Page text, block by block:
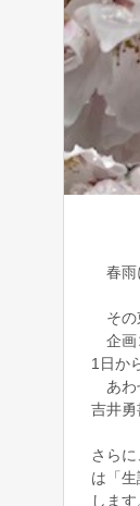
春雨
その
企画
1日か
あわ
吉井勇
さら
は「
します